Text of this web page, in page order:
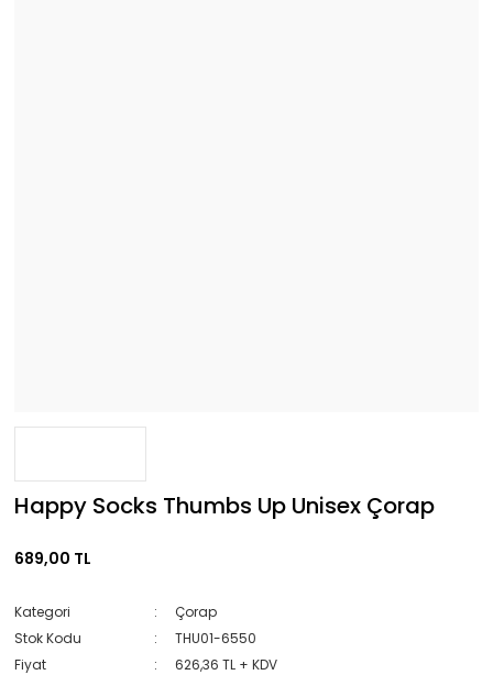
Happy Socks Thumbs Up Unisex Çorap
689,00 TL
Kategori
Çorap
Stok Kodu
THU01-6550
Fiyat
626,36 TL + KDV